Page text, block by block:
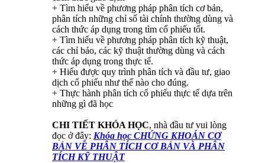
+ Tìm hiểu về phương pháp phân tích cơ bản,
phân tích những chỉ số tài chính thường dùng và
cách thức áp dụng trong tìm cổ phiếu tốt.
+ Tìm hiểu về phương pháp phân tích kỹ thuật,
các chỉ báo, các kỹ thuật thường dùng và cách
thức áp dụng trong thực tế.
+ Hiểu được quy trình phân tích và đầu tư, giao
dịch cổ phiếu như thế nào cho đúng.
+ Thực hành phân tích cổ phiếu thực tế dựa trên
những gì đã học
CHI TIẾT KHÓA HỌC, nhà đầu tư vui lòng
đọc ở đây: Khóa học CHỨNG KHOÁN CƠ
BẢN VỀ PHÂN TÍCH CƠ BẢN VÀ PHÂN
TÍCH KỸ THUẬT